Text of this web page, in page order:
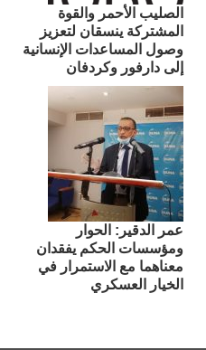
الصليب الأحمر والقوة
المشتركة ينسقان لتعزيز
وصول المساعدات الإنسانية
إلى دارفور وكردفان
عمر الدقير: الحوار
ومؤسسات الحكم يفقدان
معناهما مع الاستمرار في
الخيار العسكري